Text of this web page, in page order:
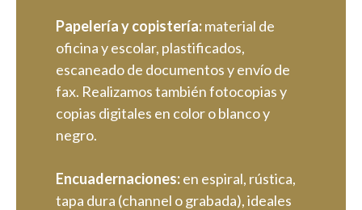
Papelería y copistería:material de
oficina y escolar, plastificados,
escaneado de documentos y envío de
fax. Realizamos también fotocopias y
copias digitales en color o blanco y
negro.
Encuadernaciones:en espiral, rústica,
tapa dura (channel o grabada), ideales